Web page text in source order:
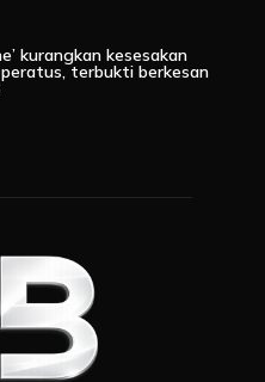
kurangkan kesesakan
terbukti berkesan